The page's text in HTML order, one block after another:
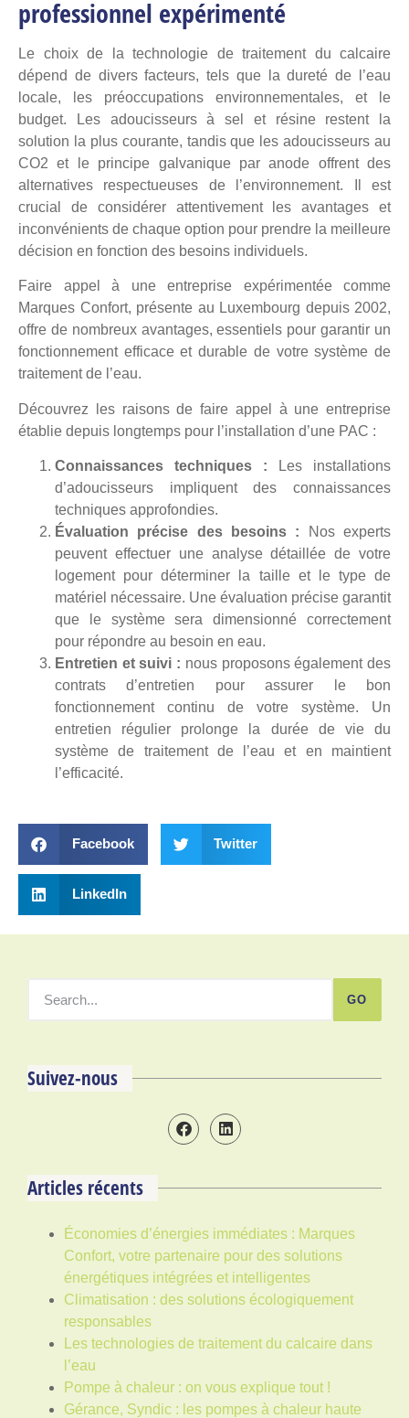
professionnel expérimenté
Le choix de la technologie de traitement du calcaire
dépend de divers facteurs, tels que la dureté de l’eau
locale, les préoccupations environnementales, et le
budget. Les adoucisseurs à sel et résine restent la
solution la plus courante, tandis que les adoucisseurs au
CO2 et le principe galvanique par anode offrent des
alternatives respectueuses de l’environnement. Il est
crucial de considérer attentivement les avantages et
inconvénients de chaque option pour prendre la meilleure
décision en fonction des besoins individuels.
Faire appel à une entreprise expérimentée comme
Marques Confort, présente au Luxembourg depuis 2002,
offre de nombreux avantages, essentiels pour garantir un
fonctionnement efficace et durable de votre système de
traitement de l’eau.
Découvrez les raisons de faire appel à une entreprise
établie depuis longtemps pour l’installation d’une PAC :
Connaissances techniques : Les installations
d’adoucisseurs impliquent des connaissances
techniques approfondies.
Évaluation précise des besoins : Nos experts
peuvent effectuer une analyse détaillée de votre
logement pour déterminer la taille et le type de
matériel nécessaire. Une évaluation précise garantit
que le système sera dimensionné correctement
pour répondre au besoin en eau.
Entretien et suivi : nous proposons également des
contrats d’entretien pour assurer le bon
fonctionnement continu de votre système. Un
entretien régulier prolonge la durée de vie du
système de traitement de l’eau et en maintient
l’efficacité.
Facebook Twitter
LinkedIn
GO
Suivez-nous
Articles récents
Économies d’énergies immédiates : Marques
Confort, votre partenaire pour des solutions
énergétiques intégrées et intelligentes
Climatisation : des solutions écologiquement
responsables
Les technologies de traitement du calcaire dans
l’eau
Pompe à chaleur : on vous explique tout !
Gérance, Syndic : les pompes à chaleur haute